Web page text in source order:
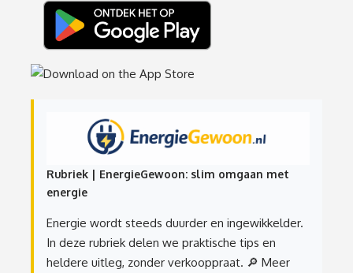
Rubriek | EnergieGewoon: slim omgaan met
energie
Energie wordt steeds duurder en ingewikkelder.
In deze rubriek delen we praktische tips en
heldere uitleg, zonder verkooppraat. 🔎 Meer